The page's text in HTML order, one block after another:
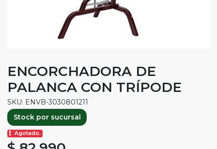
ENCORCHADORA DE
PALANCA CON TRÍPODE
SKU: ENVB-3030801211
Stock por sucursal
Agotado.